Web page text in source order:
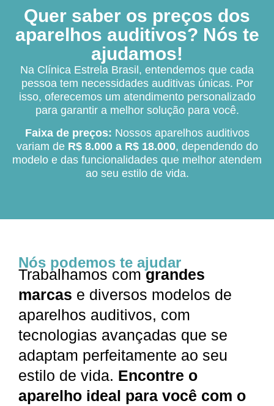
Quer saber os preços dos
aparelhos auditivos? Nós te
ajudamos!
Na Clínica Estrela Brasil, entendemos que cada
pessoa tem necessidades auditivas únicas. Por
isso, oferecemos um atendimento personalizado
para garantir a melhor solução para você.
Faixa de preços: Nossos aparelhos auditivos
variam de R$ 8.000 a R$ 18.000, dependendo do
modelo e das funcionalidades que melhor atendem
ao seu estilo de vida.
Nós podemos te ajudar
Trabalhamos comgrandes
marcas e diversos modelos de
aparelhos auditivos, com
tecnologias avançadas que se
adaptam perfeitamente ao seu
estilo de vida. Encontre o
aparelho ideal para você com o